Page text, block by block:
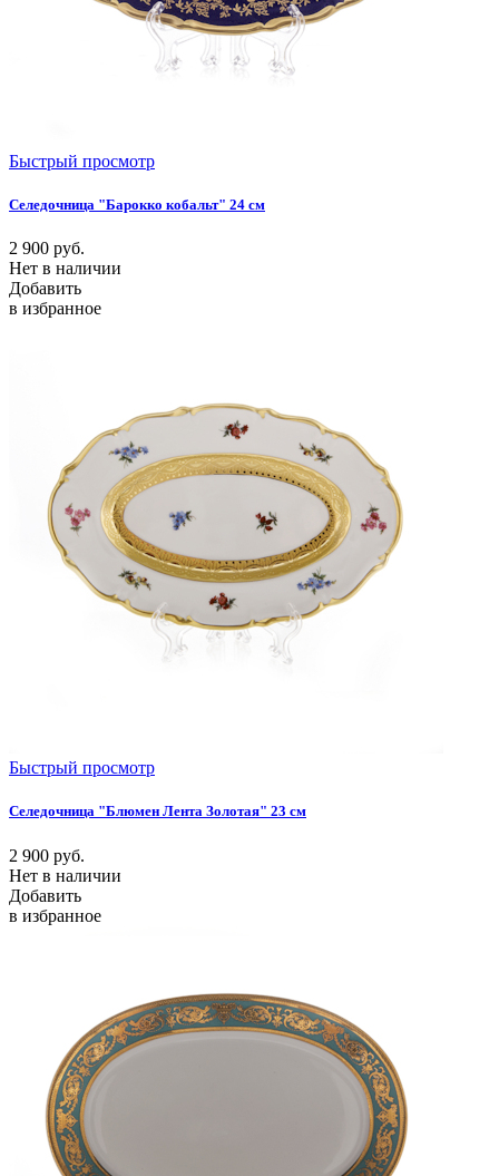
Быстрый просмотр
Селедочница "Барокко кобальт" 24 см
2 900 руб.
Нет в наличии
Добавить
в избранное
Быстрый просмотр
Селедочница "Блюмен Лента Золотая" 23 см
2 900 руб.
Нет в наличии
Добавить
в избранное